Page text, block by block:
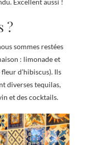
Excellent aussi !
?
sommes restées
: limonade et
fleur d’hibiscus). Ils
diverses tequilas,
et des cocktails.